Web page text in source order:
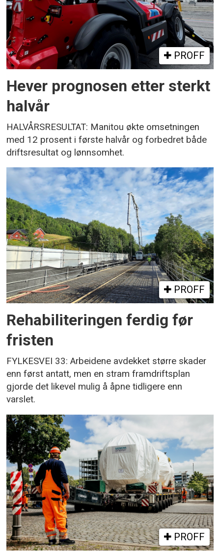
PROFF
Hever prognosen etter sterkt
halvår
HALVÅRSRESULTAT: Manitou økte omsetningen
med 12 prosent i første halvår og forbedret både
driftsresultat og lønnsomhet.
PROFF
Rehabiliteringen ferdig før
fristen
FYLKESVEI 33: Arbeidene avdekket større skader
enn først antatt, men en stram framdriftsplan
gjorde det likevel mulig å åpne tidligere enn
varslet.
PROFF